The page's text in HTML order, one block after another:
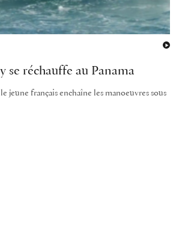
se réchauffe au Panama
jeune français enchaîne les manoeuvres sous